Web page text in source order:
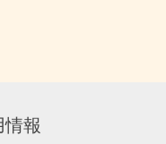
情報